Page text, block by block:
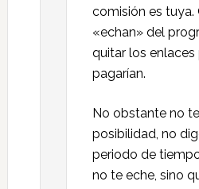
comisión es tuya.
«echan» del
quitar los
pagarían.
No obstante no
posibilidad, no
periodo de
no te eche, sino